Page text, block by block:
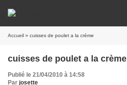
Accueil » cuisses de poulet a la crème
cuisses de poulet a la crème
Publié le 21/04/2010 à 14:58
Par josette